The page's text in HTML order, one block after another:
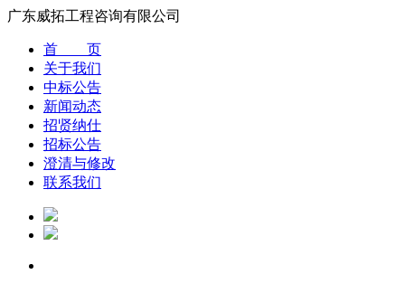
广东威拓工程咨询有限公司
首 页
关于我们
中标公告
新闻动态
招贤纳仕
招标公告
澄清与修改
联系我们